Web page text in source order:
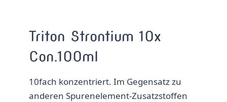
Triton Strontium 10x
Con.100ml
10fach konzentriert. Im Gegensatz zu
anderen Spurenelement-Zusatzstoffen